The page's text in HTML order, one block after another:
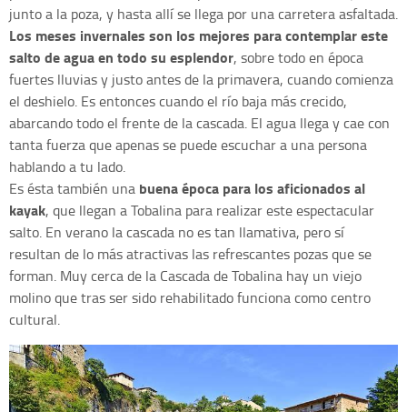
junto a la poza, y hasta allí se llega por una carretera asfaltada.
Los meses invernales son los mejores para contemplar este
salto de agua en todo su esplendor, sobre todo en época
fuertes lluvias y justo antes de la primavera, cuando comienza
el deshielo. Es entonces cuando el río baja más crecido,
abarcando todo el frente de la cascada. El agua llega y cae con
tanta fuerza que apenas se puede escuchar a una persona
hablando a tu lado.
Es ésta también una buena época para los aficionados al
kayak, que llegan a Tobalina para realizar este espectacular
salto. En verano la cascada no es tan llamativa, pero sí
resultan de lo más atractivas las refrescantes pozas que se
forman. Muy cerca de la Cascada de Tobalina hay un viejo
molino que tras ser sido rehabilitado funciona como centro
cultural.